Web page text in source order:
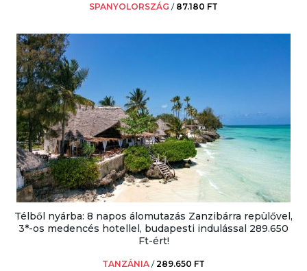
SPANYOLORSZÁG / 87.180 FT
Télből nyárba: 8 napos álomutazás Zanzibárra repülővel,
3*-os medencés hotellel, budapesti indulással 289.650
Ft-ért!
TANZÁNIA /289.650 FT